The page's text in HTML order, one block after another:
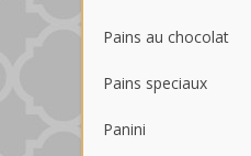
Pains au chocolat
Pains speciaux
Panini